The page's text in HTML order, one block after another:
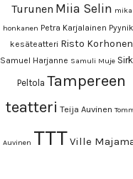
Turunen Miia Selin mika
honkanen Petra Karjalainen
kesäteatteri Risto Korhonen
Samuel Harjanne Samuli Muje
Peltola Tampereen
teatteri Teija Auvinen
Auvinen TTTVille